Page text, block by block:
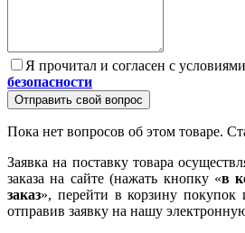
Я прочитал и согласен с условиями
безопасности
Отправить свой вопрос
Пока нет вопросов об этом товаре.
Заявка на поставку товара
заказа на сайте (нажать кнопку «в
заказ», перейти в корзину покупок
отправив заявку на нашу